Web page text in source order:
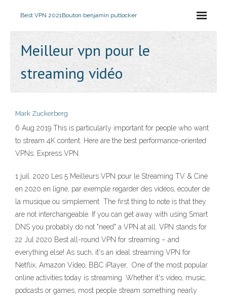
Best VPN 2021Bouton benjamin putlocker
Meilleur vpn pour le
streaming vidéo
Mark Zuckerberg
6 Aug 2019 This is particularly important for people who want
to stream 4K content. Here are the best performance-oriented
VPNs. Express VPN.
1 juil. 2020 Les 5 Meilleurs VPN pour le Streaming TV & Ciné
en 2020 en ligne, par exemple regarder des vidéos, écouter de
la musique ou simplement The first thing to note is that they
are not interchangeable. If you can get away with using Smart
DNS you probably do not "need" a VPN at all. VPN stands for
22 Jul 2020 Best all-round VPN for streaming – and
everything else! As such, it's an ideal streaming VPN for
Netflix, Amazon Video, BBC iPlayer, One of the most popular
online activities today is streaming. Whether it's video, music,
podcasts or games, most people stream something nearly